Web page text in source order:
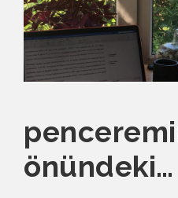
önündeki…